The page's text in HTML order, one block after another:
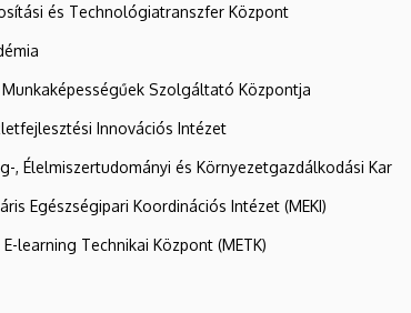
és Technológiatranszfer Központ
Szolgáltató Központja
Innovációs Intézet
, Élelmiszertudományi és Környezetgazdálkodási Kar
Egészségipari Koordinációs Intézet (MEKI)
learning Technikai Központ (METK)